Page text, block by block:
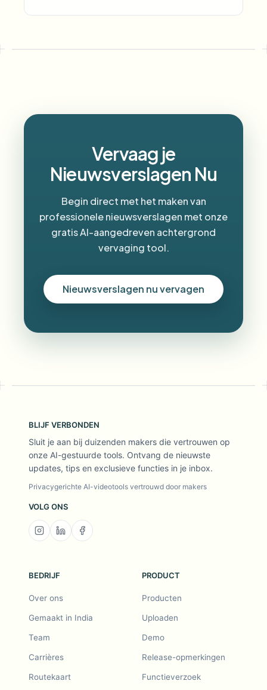
Vervaag je
Nieuwsverslagen Nu
Begin direct met het maken van
professionele nieuwsverslagen met onze
gratis AI-aangedreven achtergrond
vervaging tool.
Nieuwsverslagen nu vervagen
BLIJF VERBONDEN
Sluit je aan bij duizenden makers die vertrouwen op
onze AI-gestuurde tools. Ontvang de nieuwste
updates, tips en exclusieve functies in je inbox.
Privacygerichte AI-videotools vertrouwd door makers
VOLG ONS
BEDRIJF
Over ons
Gemaakt in India
Team
Carrières
Routekaart
PRODUCT
Producten
Uploaden
Demo
Release-opmerkingen
Functieverzoek